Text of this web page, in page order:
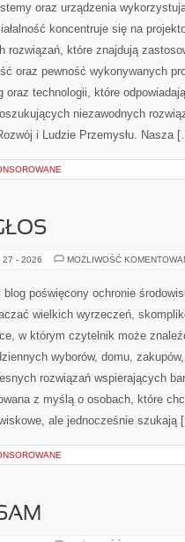
oraz urządzenia
koncentruje się na
rozwiązań, które znajdują
oraz pewność wykonywanych
oraz technologii, które
niezawodnych
i Ludzie Przemysłu. Nasza
27 - 2026 MOŻLIWOŚĆ
blog poświęcony ochronie
wielkich wyrzeczeń,
w którym czytelnik może
wyborów, domu,
rozwiązań wspierających
z myślą o osobach, które
ale jednocześnie